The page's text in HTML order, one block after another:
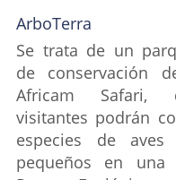
ArboTerra
Se trata de un
de conservación
Africam Safari,
visitantes podrán
especies de
pequeños en una